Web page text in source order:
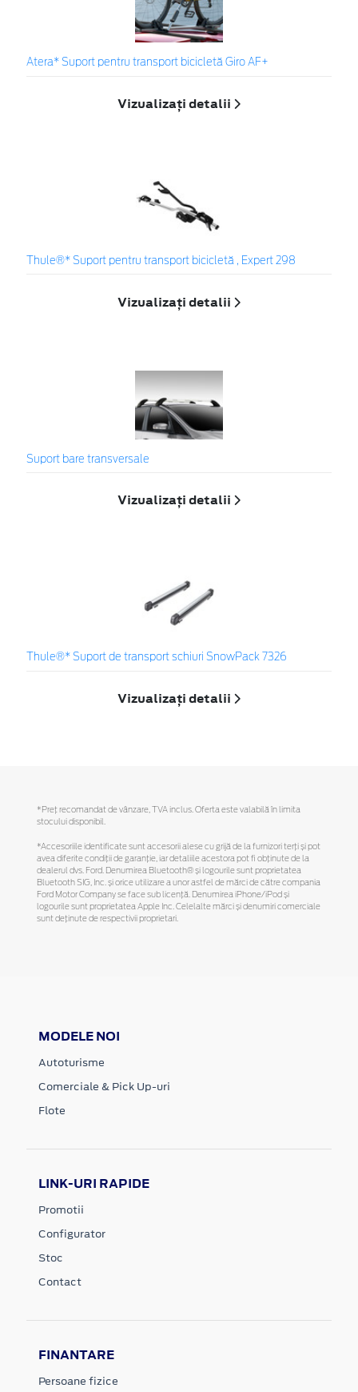
Atera* Suport pentru transport bicicletă Giro AF+
Vizualizați detalii
Thule®* Suport pentru transport bicicletă , Expert 298
Vizualizați detalii
Suport bare transversale
Vizualizați detalii
Thule®* Suport de transport schiuri SnowPack 7326
Vizualizați detalii
*Preţ recomandat de vânzare, TVA inclus. Oferta este valabilă în limita
stocului disponibil.
*Accesoriile identificate sunt accesorii alese cu grijă de la furnizori terți și pot
avea diferite condiții de garanție, iar detaliile acestora pot fi obținute de la
dealerul dvs. Ford. Denumirea Bluetooth® și logourile sunt proprietatea
Bluetooth SIG, Inc. și orice utilizare a unor astfel de mărci de către compania
Ford Motor Company se face sub licență. Denumirea iPhone/iPod și
logourile sunt proprietatea Apple Inc. Celelalte mărci și denumiri comerciale
sunt deținute de respectivii proprietari.
MODELE NOI
Autoturisme
Comerciale & Pick Up-uri
Flote
LINK-URI RAPIDE
Promotii
Configurator
Stoc
Contact
FINANTARE
Persoane fizice